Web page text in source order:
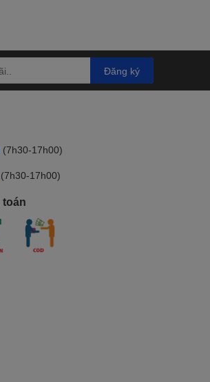
Đăng ký
(7h30-17h00)
(7h30-17h00)